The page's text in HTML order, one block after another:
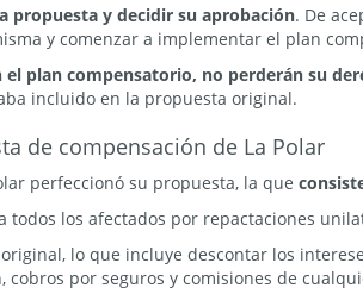
propuesta y decidir su aprobación. De
y comenzar a implementar el plan
plan compensatorio, no perderán su
incluido en la propuesta original.
de compensación de La Polar
perfeccionó su propuesta, la que
todos los afectados por repactaciones
lo que incluye descontar los
cobros por seguros y comisiones de